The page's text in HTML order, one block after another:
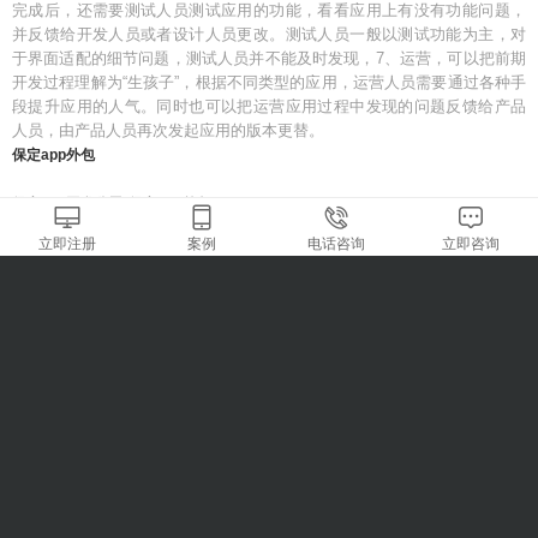
完成后，还需要测试人员测试应用的功能，看看应用上有没有功能问题，
并反馈给开发人员或者设计人员更改。测试人员一般以测试功能为主，对
于界面适配的细节问题，测试人员并不能及时发现，7、运营，可以把前期
开发过程理解为“生孩子”，根据不同类型的应用，运营人员需要通过各种手
段提升应用的人气。同时也可以把运营应用过程中发现的问题反馈给产品
人员，由产品人员再次发起应用的版本更替。
保定app外包
保定app开发公司-保定app外包
立即注册 案例 电话咨询 立即咨询